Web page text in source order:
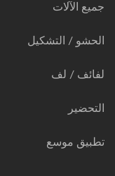
جميع الآلات
الحشو / التشكيل
لفائف / لف
التحضير
تطبيق موسع